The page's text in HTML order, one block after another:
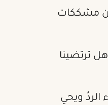
مشككات
ترتضينا
الردُ ويحي